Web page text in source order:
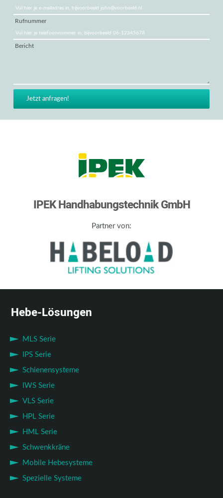
Rufnummer
Bericht
IPEK Handhabungstechnik GmbH
Partner von:
Hebe-Lösungen
MLS Serie
IPS Serie
Schienensysteme
IWS Serie
VLS Serie
HPL Serie
HML Serie
Schwenkkräne
Mobile Hebesysteme
Spezielle Systeme